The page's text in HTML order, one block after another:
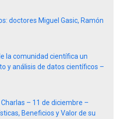
doctores Miguel Gasic, Ramón
la comunidad científica un
y análisis de datos científicos –
– 11 de diciembre –
Beneficios y Valor de su